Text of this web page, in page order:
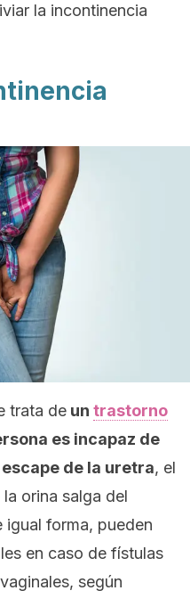
la incontinencia
trata de un trastorno
es incapaz de
de la uretra, el
orina salga del
igual forma, pueden
en caso de fístulas
según